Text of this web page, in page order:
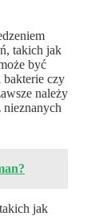
takich jak
być
czy
należy
jak